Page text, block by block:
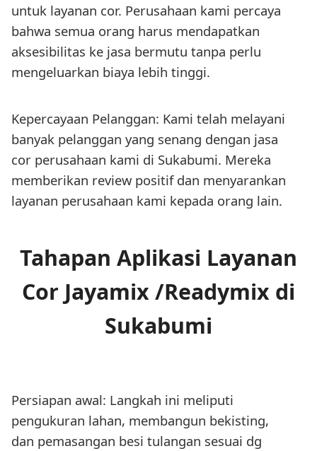
untuk layanan cor. Perusahaan kami percaya
bahwa semua orang harus mendapatkan
aksesibilitas ke jasa bermutu tanpa perlu
mengeluarkan biaya lebih tinggi.
Kepercayaan Pelanggan: Kami telah melayani
banyak pelanggan yang senang dengan jasa
cor perusahaan kami di Sukabumi. Mereka
memberikan review positif dan menyarankan
layanan perusahaan kami kepada orang lain.
Tahapan Aplikasi Layanan
Cor Jayamix /Readymix di
Sukabumi
Persiapan awal: Langkah ini meliputi
pengukuran lahan, membangun bekisting,
dan pemasangan besi tulangan sesuai dg